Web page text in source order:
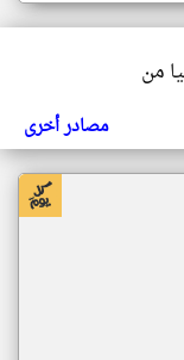
من
مصادر أخرى